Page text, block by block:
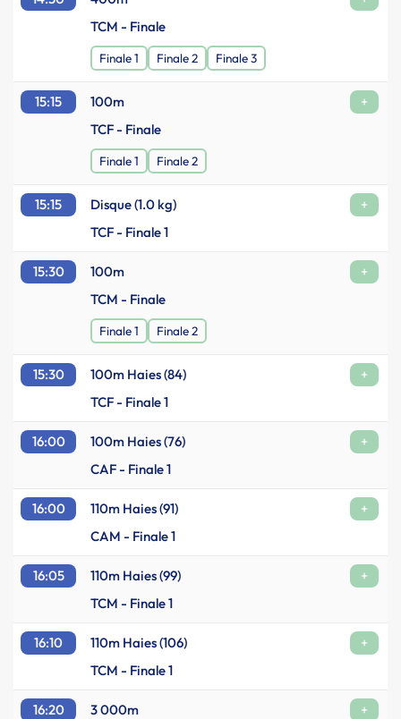
TCM - Finale
Finale 1 Finale 2 Finale 3
15:15 100m
+
TCF - Finale
Finale 1 Finale 2
15:15 Disque (1.0 kg)
+
TCF - Finale 1
15:30 100m
+
TCM - Finale
Finale 1 Finale 2
15:30 100m Haies (84)
+
TCF - Finale 1
16:00 100m Haies (76)
+
CAF - Finale 1
16:00 110m Haies (91)
+
CAM - Finale 1
16:05 110m Haies (99)
+
TCM - Finale 1
16:10 110m Haies (106)
+
TCM - Finale 1
16:20 3 000m
+